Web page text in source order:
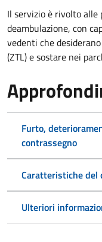
Il servizio è rivolto alle
deambulazione, con
vedenti che
(ZTL) e sostare nei
Furto,
contrassegno
Caratteristiche del
Ulteriori